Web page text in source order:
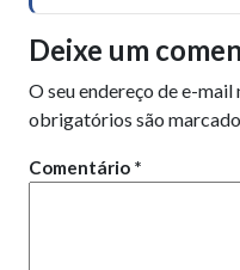
Deixe um
O seu endereço de e-
obrigatórios são
Comentário *